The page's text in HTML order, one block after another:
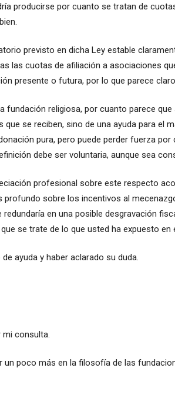
producirse por cuanto se tratan de
previsto en dicha Ley estable
las cuotas de afiliación a asociaciones
presente o futura, por lo que parece
fundación religiosa, por cuanto parece
que se reciben, sino de una ayuda para el
pura, pero puede perder fuerza
debe ser voluntaria, aunque sea
profesional sobre este respecto
sobre los incentivos al
en una posible desgravación
se trate de lo que usted ha expuesto en
ayuda y haber aclarado su duda.
mi consulta.
un poco más en la filosofía de las